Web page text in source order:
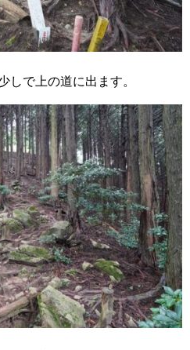
しで上の道に出ます。